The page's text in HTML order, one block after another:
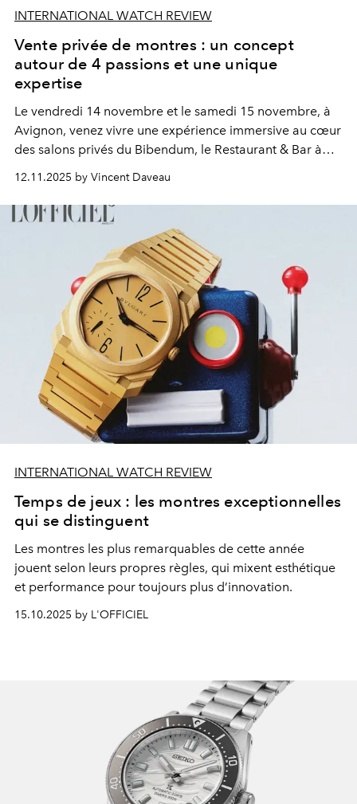
INTERNATIONAL WATCH REVIEW
Vente privée de montres : un concept
autour de 4 passions et une unique
expertise
Le vendredi 14 novembre et le samedi 15 novembre, à
Avignon, venez vivre une expérience immersive au cœur
des salons privés du Bibendum, le Restaurant & Bar à
cocktail en découvrant les collections de montres et
objets associés à l’horlogerie proposés par quatre
experts passionnés.
12.11.2025 by Vincent Daveau
INTERNATIONAL WATCH REVIEW
Temps de jeux : les montres exceptionnelles
qui se distinguent
Les montres les plus remarquables de cette année
jouent selon leurs propres règles, qui mixent esthétique
et performance pour toujours plus d’innovation.
15.10.2025 by L'OFFICIEL